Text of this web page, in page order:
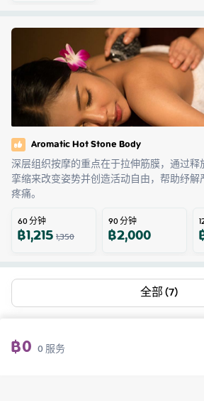
Aromatic Hot Stone Body
深层组织按摩的重点在于拉伸筋膜，通过
挛缩来改变姿势并创造活动自由，帮助纾
疼痛。
60分钟
฿1,2151,350
90分钟
฿2,000
全部 (7)
฿0 0服务